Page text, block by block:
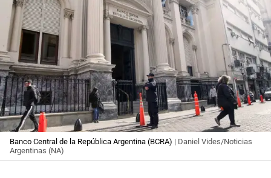
Banco Central de la República Argentina (BCRA) | Daniel Vides/Noticias
Argentinas (NA)